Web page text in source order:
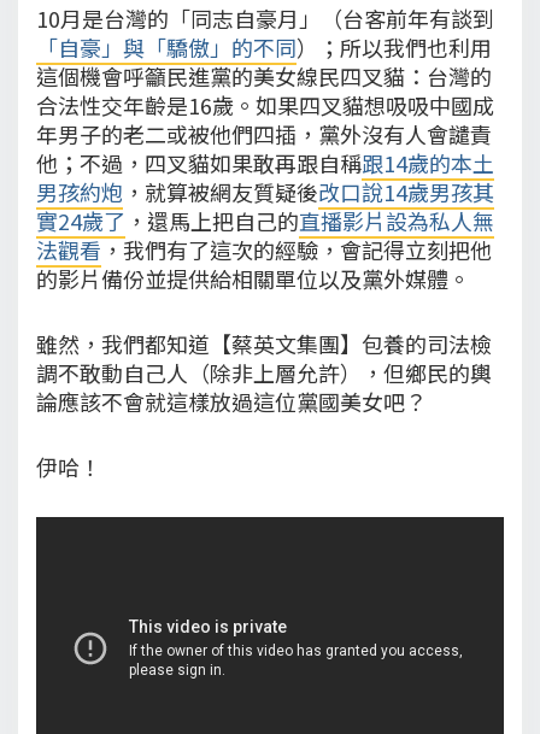
10月是台灣的「同志自豪月」（台客前年有談到
「自豪」與「驕傲」的不同）；所以我們也利用
這個機會呼籲民進黨的美女線民四叉貓：台灣的
合法性交年齡是16歲。如果四叉貓想吸吸中國成
年男子的老二或被他們四插，黨外沒有人會譴責
他；不過，四叉貓如果敢再跟自稱跟14歲的本土
男孩約炮 ，就算被網友質疑後改口說14歲男孩其
實24歲了 ，還馬上把自己的直播影片設為私人無
法觀看，我們有了這次的經驗，會記得立刻把他
的影片備份並提供給相關單位以及黨外媒體。
雖然，我們都知道【蔡英文集團】包養的司法檢
調不敢動自己人（除非上層允許），但鄉民的輿
論應該不會就這樣放過這位黨國美女吧？
伊哈！